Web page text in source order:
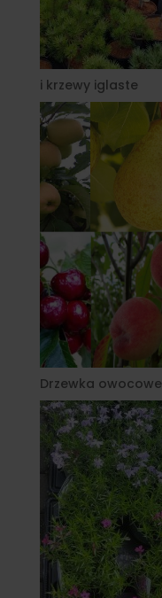
i krzewy iglaste
Drzewka owocowe